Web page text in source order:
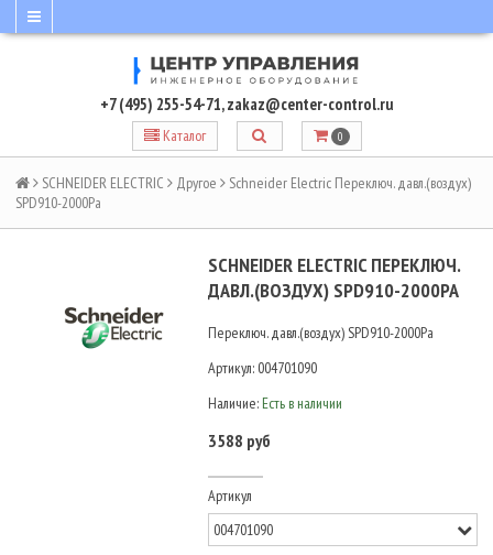
+7 (495) 255-54-71,zakaz@center-control.ru
Каталог 0
SCHNEIDER ELECTRIC Другое
Schneider Electric Переключ. давл.(воздух)
SPD910-2000Pa
SCHNEIDER ELECTRIC ПЕРЕКЛЮЧ.
ДАВЛ.(ВОЗДУХ) SPD910-2000PA
Переключ. давл.(воздух) SPD910-2000Pa
Артикул: 004701090
Наличие: Есть в наличии
3588 руб
Артикул